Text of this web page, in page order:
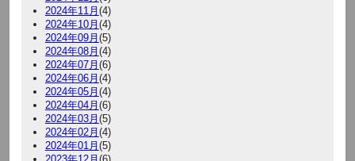
2024年11月 (4)
2024年10月 (4)
2024年09月 (5)
2024年08月 (4)
2024年07月 (6)
2024年06月 (4)
2024年05月 (4)
2024年04月 (6)
2024年03月 (5)
2024年02月 (4)
2024年01月 (5)